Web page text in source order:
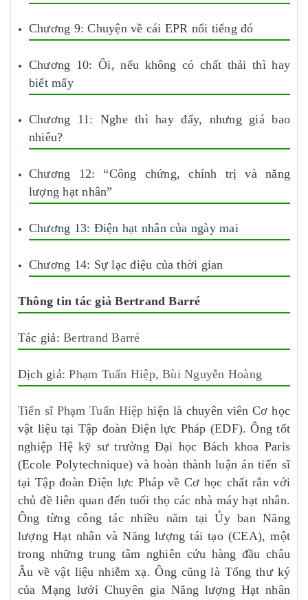
Chương 9: Chuyện về cái EPR nổi tiếng đó
Chương 10: Ôi, nếu không có chất thải thì hay
biết mấy
Chương 11: Nghe thì hay đấy, nhưng giá bao
nhiêu?
Chương 12: “Công chứng, chính trị và năng
lượng hạt nhân”
Chương 13: Điện hạt nhân của ngày mai
Chương 14: Sự lạc điệu của thời gian
Thông tin tác giả Bertrand Barré
Tác giả:Bertrand Barré
Dịch giả:Phạm Tuấn Hiệp, Bùi Nguyễn Hoàng
Tiến sĩ Phạm Tuấn Hiệphiện là chuyên viên Cơ học
vật liệu tại Tập đoàn Điện lực Pháp (EDF). Ông tốt
nghiệp Hệ kỹ sư trường Đại học Bách khoa Paris
(Ecole Polytechnique) và hoàn thành luận án tiến sĩ
tại Tập đoàn Điện lực Pháp về Cơ học chất rắn với
chủ đề liên quan đến tuổi thọ các nhà máy hạt nhân.
Ông từng công tác nhiều năm tại Ủy ban Năng
lượng Hạt nhân và Năng lượng tái tạo (CEA), một
trong những trung tâm nghiên cứu hàng đầu châu
Âu về vật liệu nhiễm xạ. Ông cũng là Tổng thư ký
của Mạng lưới Chuyên gia Năng lượng Hạt nhân